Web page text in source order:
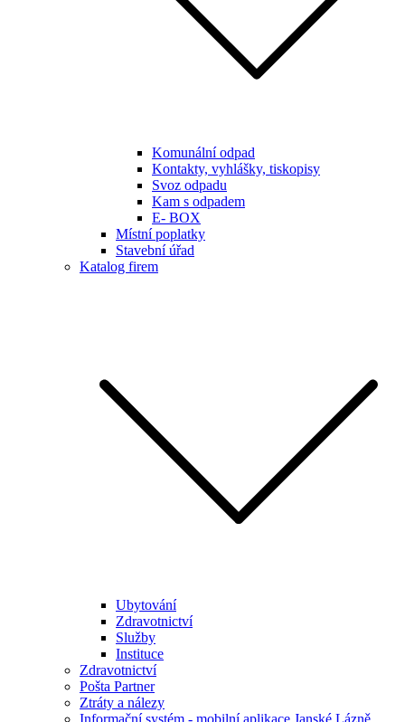
Komunální odpad
Kontakty, vyhlášky, tiskopisy
Svoz odpadu
Kam s odpadem
E- BOX
Místní poplatky
Stavební úřad
Katalog firem
Ubytování
Zdravotnictví
Služby
Instituce
Zdravotnictví
Pošta Partner
Ztráty a nálezy
Informační systém - mobilní aplikace Janské Lázně